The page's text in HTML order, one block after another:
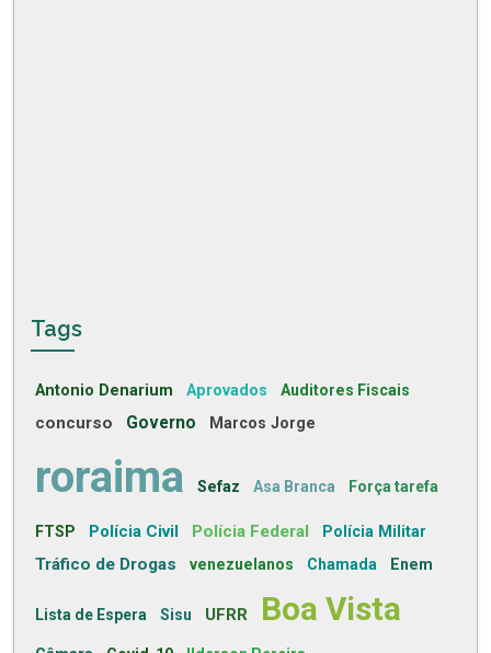
Tags
Antonio Denarium Aprovados Auditores Fiscais
concurso Governo Marcos Jorge
roraima Sefaz Asa Branca Força tarefa
FTSP Polícia Civil Polícia Federal Polícia Militar
Tráfico de Drogas venezuelanos Chamada Enem
Lista de Espera Sisu UFRR Boa Vista